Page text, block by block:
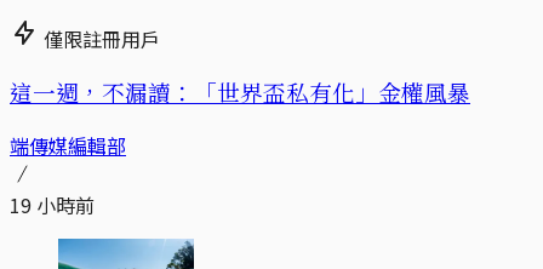
僅限註冊用戶
這一週，不漏讀：「世界盃私有化」金權風暴
端傳媒編輯部
19 小時前